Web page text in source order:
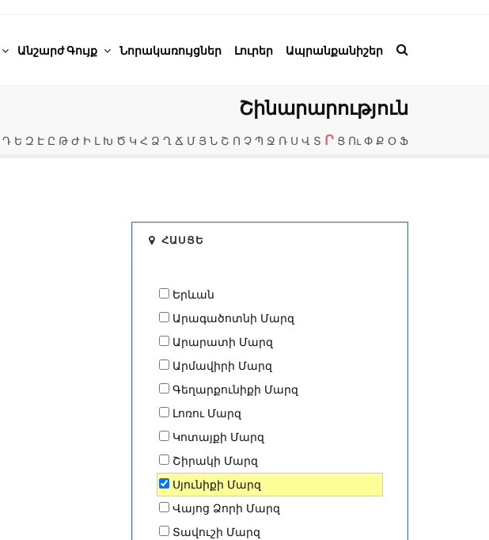
Անշարժ Գույք Նորակառույցներ Լուրեր Ապրանքանիշեր
Շինարարություն
Դ Ե Զ Է Ը Թ Ժ Ի Լ Խ Ծ Կ Հ Ձ Ղ Ճ Մ Յ Ն Շ Ո Չ Պ Ջ Ռ Ս Վ Տ Ր Ց Ու Փ Ք Օ Ֆ
ՀԱՍՑԵ
Երևան
Արագածոտնի Մարզ
Արարատի Մարզ
Արմավիրի Մարզ
Գեղարքունիքի Մարզ
Լոռու Մարզ
Կոտայքի Մարզ
Շիրակի Մարզ
Սյունիքի Մարզ
Վայոց Ձորի Մարզ
Տավուշի Մարզ